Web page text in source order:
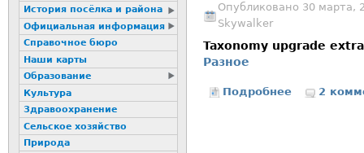
Опубликовано 30 марта,
Skywalker
Taxonomy upgrade
Разное
Подробнее о Ночной
2
История посёлка и района
Официальная информация
Справочное бюро
Наши карты
Образование
Культура
Здравоохранение
Сельское хозяйство
Природа